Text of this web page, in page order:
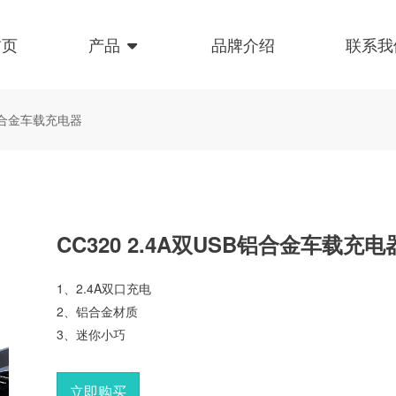
产品 品牌介绍 联系
金车载充电器
CC320 2.4A双USB铝合金车载充电
1、2.4A双口充电
2、铝合金材质
3、迷你小巧
立即购买